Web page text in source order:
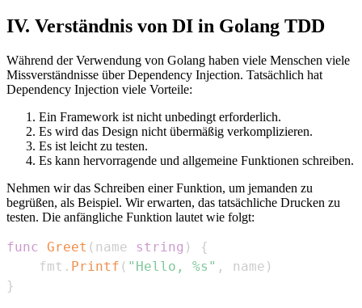
IV. Verständnis von DI in Golang TDD
Während der Verwendung von Golang haben viele Menschen viele
Missverständnisse über Dependency Injection. Tatsächlich hat
Dependency Injection viele Vorteile:
Ein Framework ist nicht unbedingt erforderlich.
Es wird das Design nicht übermäßig verkomplizieren.
Es ist leicht zu testen.
Es kann hervorragende und allgemeine Funktionen schreiben.
Nehmen wir das Schreiben einer Funktion, um jemanden zu
begrüßen, als Beispiel. Wir erwarten, das tatsächliche Drucken zu
testen. Die anfängliche Funktion lautet wie folgt:
func Greet ( name string )
{
    fmt
. Printf ( "Hello, %s" , name )
}